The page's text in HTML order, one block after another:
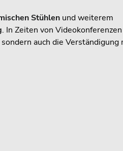
Stühlen und weiterem
. In Zeiten von Videokonferenzen
auch die Verständigung